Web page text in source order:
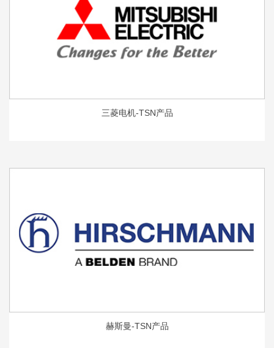
三菱电机-TSN产品
赫斯曼-TSN产品